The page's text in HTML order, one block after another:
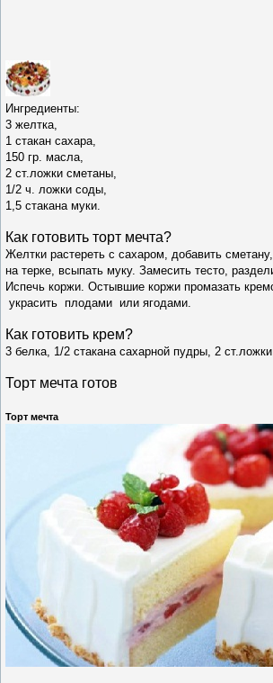
Ингредиенты:
3 желтка,
1 стакан сахара,
150 гр. масла,
2 ст.ложки сметаны,
1/2 ч. ложки соды,
1,5 стакана муки.
Как готовить торт мечта?
Желтки растереть с сахаром, добавить
на терке, всыпать муку. Замесить тесто,
Испечь коржи. Остывшие коржи промазать
украсить плодами или ягодами.
Как готовить крем?
3 белка, 1/2 стакана сахарной пудры, 2 ст.ложки
Торт мечта готов
Торт мечта